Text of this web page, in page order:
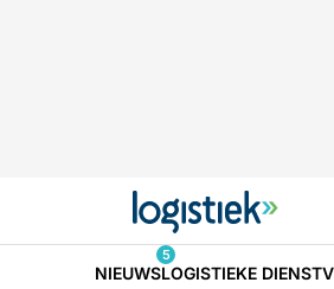
NIEUWS
5
LOGISTIEKE